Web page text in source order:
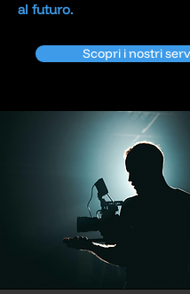
al futuro.
Scopri i nostri